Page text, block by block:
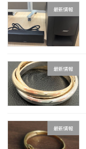
最新情報
最新情報
最新情報